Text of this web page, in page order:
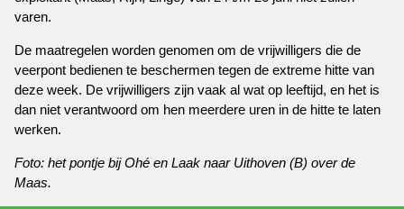
varen.
De maatregelen worden genomen om de vrijwilligers die de
veerpont bedienen te beschermen tegen de extreme hitte van
deze week. De vrijwilligers zijn vaak al wat op leeftijd, en het is
dan niet verantwoord om hen meerdere uren in de hitte te laten
werken.
Foto: het pontje bij Ohé en Laak naar Uithoven (B) over de
Maas.